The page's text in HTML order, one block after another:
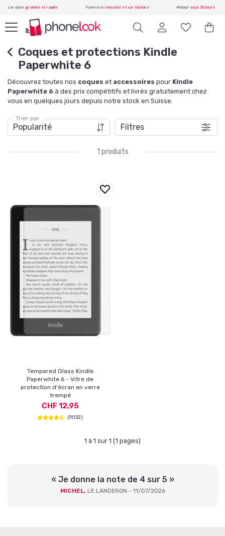
Livraison gratuite et rapide Paiement sécurisé et sur facture Retour sous 30 jours
Coques et protections Kindle
Paperwhite 6
Découvrez toutes nos coques et accessoires pour Kindle
Paperwhite 6 à des prix compétitifs et livrés gratuitement chez
vous en quelques jours depuis notre stock en Suisse.
Trier par
Filtres
1 produits
Tempered Glass Kindle
Paperwhite 6 - Vitre de
protection d'écran en verre
trempé
CHF 12,95
(9032)
1 à 1 sur 1 (1 pages)
« Je donne la note de 4 sur 5 »
MICHEL, LE LANDERON - 11/07/2026